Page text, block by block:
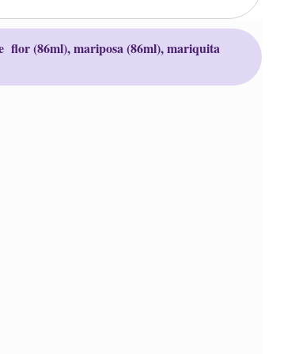
flor (86ml), mariposa (86ml), mariquita